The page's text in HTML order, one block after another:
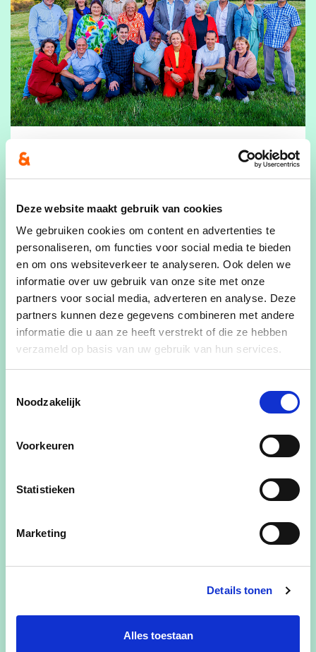
Deze website maakt gebruik van cookies
We gebruiken cookies om content en advertenties te
personaliseren, om functies voor social media te bieden
en om ons websiteverkeer te analyseren. Ook delen we
informatie over uw gebruik van onze site met onze
partners voor social media, adverteren en analyse. Deze
partners kunnen deze gegevens combineren met andere
informatie die u aan ze heeft verstrekt of die ze hebben
verzameld op basis van uw gebruik van hun services.
Noodzakelijk
Voorkeuren
Statistieken
Marketing
Details tonen
Alles toestaan
lijsttrekker, gedreven
vrouwen, veel nieuwkomers
en ervaring troef
lees meer
Hoe geef ik een volmacht?
20/06/24